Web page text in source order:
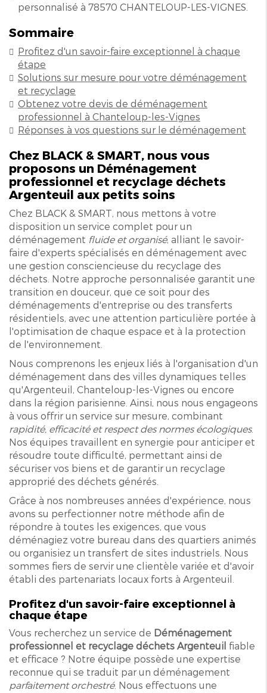
personnalisé à 78570 CHANTELOUP-LES-VIGNES.
Sommaire
Profitez d'un savoir-faire exceptionnel à chaque
étape
Solutions sur mesure pour votre déménagement
et recyclage
Obtenez votre devis de déménagement
professionnel à Chanteloup-les-Vignes
Réponses à vos questions sur le déménagement
Chez BLACK & SMART, nous vous
proposons un Déménagement
professionnel et recyclage déchets
Argenteuil aux petits soins
Chez BLACK & SMART, nous mettons à votre
disposition un service complet pour un
déménagement fluide et organisé, alliant le savoir-
faire d'experts spécialisés en déménagement avec
une gestion consciencieuse du recyclage des
déchets. Notre approche personnalisée garantit une
transition en douceur, que ce soit pour des
déménagements d'entreprise ou des transferts
résidentiels, avec une attention particulière portée à
l'optimisation de chaque espace et à la protection
de l'environnement.
Nous comprenons les enjeux liés à l'organisation d'un
déménagement dans des villes dynamiques telles
qu'Argenteuil, Chanteloup-les-Vignes ou encore
dans la région parisienne. Ainsi, nous nous engageons
à vous offrir un service sur mesure, combinant
rapidité, efficacité et respect des normes écologiques.
Nos équipes travaillent en synergie pour anticiper et
résoudre toute difficulté, permettant ainsi de
sécuriser vos biens et de garantir un recyclage
approprié des déchets générés.
Grâce à nos nombreuses années d'expérience, nous
avons su perfectionner notre méthode afin de
répondre à toutes les exigences, que vous
déménagiez votre bureau dans des quartiers animés
ou organisiez un transfert de sites industriels. Nous
sommes fiers de servir une clientèle variée et d'avoir
établi des partenariats locaux forts à Argenteuil.
Profitez d'un savoir-faire exceptionnel à
chaque étape
Vous recherchez un service de Déménagement
professionnel et recyclage déchets Argenteuil fiable
et efficace ? Notre équipe possède une expertise
reconnue qui se traduit par un déménagement
parfaitement orchestré. Nous effectuons une